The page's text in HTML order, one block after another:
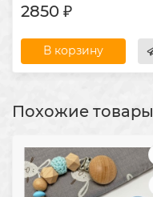
2850 ₽
В корзину
Похожие товары